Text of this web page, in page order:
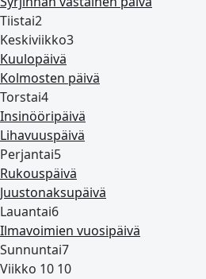
Tiistai2
Keskiviikko3
Kuulopäivä
Kolmosten päivä
Torstai4
Insinööripäivä
Lihavuuspäivä
Perjantai5
Rukouspäivä
Juustonaksupäivä
Lauantai6
Ilmavoimien vuosipäivä
Sunnuntai7
Viikko 10 10